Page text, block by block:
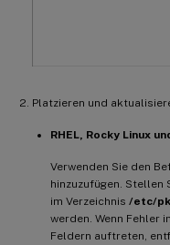
Platzieren und
RHEL, Rocky Linux
Verwenden Sie den
hinzuzufügen. Stellen
im Verzeichnis /etc/
werden. Wenn Fehler
Feldern auftreten,